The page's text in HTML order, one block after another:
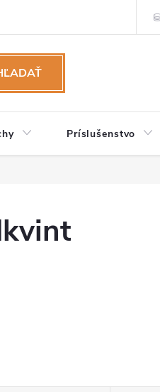
Obchodné podmienky a osobné údaje
Príslušenstvo